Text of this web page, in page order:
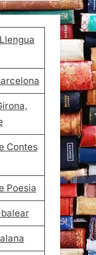
Contes
Poesia